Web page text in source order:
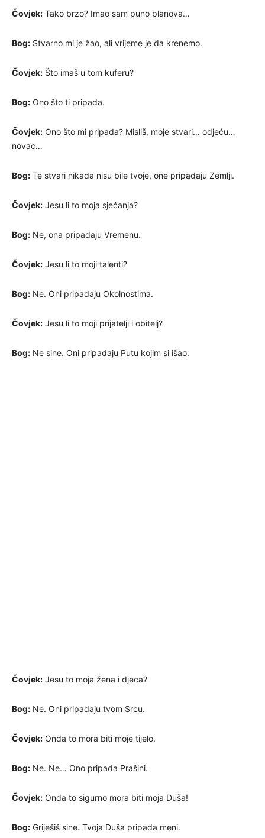
Čovjek: Tako brzo? Imao sam puno planova…
Bog: Stvarno mi je žao, ali vrijeme je da krenemo.
Čovjek: Što imaš u tom kuferu?
Bog: Ono što ti pripada.
Čovjek: Ono što mi pripada? Misliš, moje stvari… odjeću…
novac…
Bog: Te stvari nikada nisu bile tvoje, one pripadaju Zemlji.
Čovjek: Jesu li to moja sjećanja?
Bog: Ne, ona pripadaju Vremenu.
Čovjek: Jesu li to moji talenti?
Bog: Ne. Oni pripadaju Okolnostima.
Čovjek: Jesu li to moji prijatelji i obitelj?
Bog: Ne sine. Oni pripadaju Putu kojim si išao.
Čovjek: Jesu to moja žena i djeca?
Bog: Ne. Oni pripadaju tvom Srcu.
Čovjek: Onda to mora biti moje tijelo.
Bog: Ne. Ne… Ono pripada Prašini.
Čovjek: Onda to sigurno mora biti moja Duša!
Bog: Griješiš sine. Tvoja Duša pripada meni.